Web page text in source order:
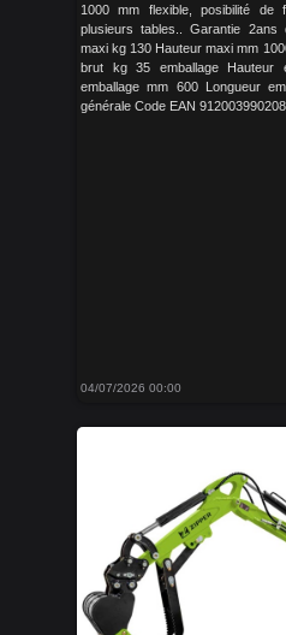
1000 mm flexible, posibilité de
plusieurs tables.. Garantie 2ans
maxi kg 130 Hauteur maxi mm
brut kg 35 emballage Hauteur
emballage mm 600 Longueur
générale Code EAN
04/07/2026 00:00